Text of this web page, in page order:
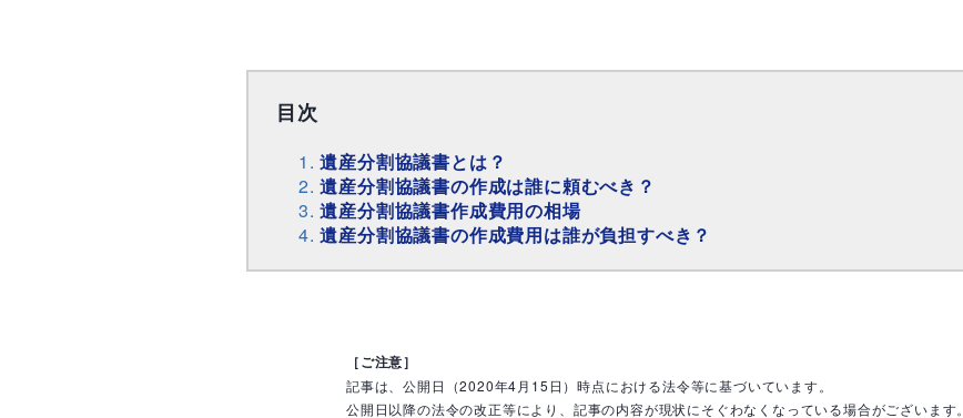
目次
遺産分割協議書とは？
遺産分割協議書の作成は誰に頼むべき？
遺産分割協議書作成費用の相場
遺産分割協議書の作成費用は誰が負担すべき？
［ご注意］
記事は、公開日（2020年4月15日）時点における法令等に基づいています。
公開日以降の法令の改正等により、記事の内容が現状にそぐわなくなっている場合がございます。